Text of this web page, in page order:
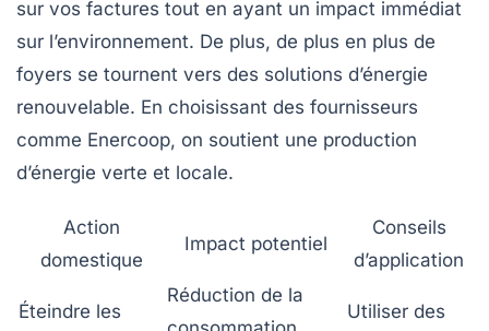
sur vos factures tout en ayant un impact immédiat
sur l’environnement. De plus, de plus en plus de
foyers se tournent vers des solutions d’énergie
renouvelable. En choisissant des fournisseurs
comme Enercoop, on soutient une production
d’énergie verte et locale.
Action
domestique
Impact potentiel
Conseils
d’application
Éteindre les
Réduction de la
Utiliser des